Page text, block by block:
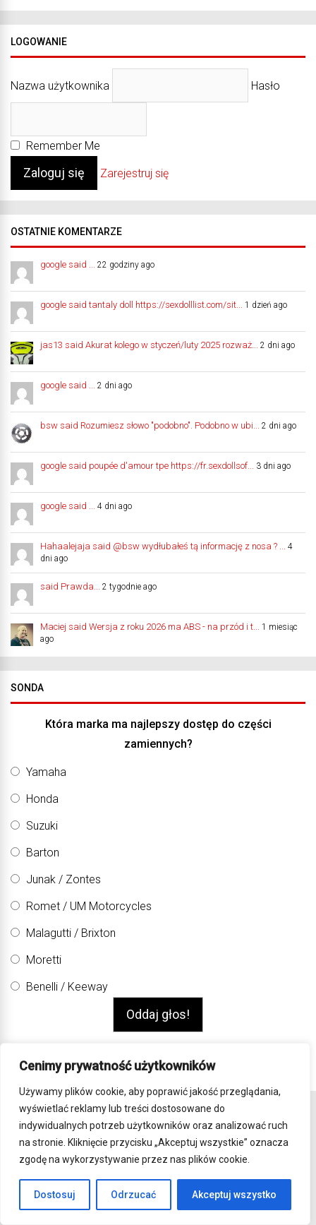
Cenimy prywatność użytkowników
Używamy plików cookie, aby poprawić jakość przeglądania,
wyświetlać reklamy lub treści dostosowane do
indywidualnych potrzeb użytkowników oraz analizować ruch
na stronie. Kliknięcie przycisku „Akceptuj wszystkie” oznacza
zgodę na wykorzystywanie przez nas plików cookie.
Dostosuj Odrzucać Akceptuj wszystko
LOGOWANIE
Nazwa użytkownika Hasło
Remember Me
Zarejestruj się
OSTATNIE KOMENTARZE
google said ... 22 godziny ago
google said tantaly doll https://sexdolllist.com/sit... 1 dzień ago
jas13 said Akurat kolego w styczeń/luty 2025 rozważ... 2 dni ago
google said ... 2 dni ago
bsw said Rozumiesz słowo "podobno". Podobno w ubi... 2 dni ago
google said poupée d'amour tpe https://fr.sexdollsof... 3 dni ago
google said ... 4 dni ago
Hahaalejaja said @bsw wydłubałeś tą informację z nosa ? ... 4
dni ago
said Prawda... 2 tygodnie ago
Maciej said Wersja z roku 2026 ma ABS - na przód i t... 1 miesiąc
ago
SONDA
Która marka ma najlepszy dostęp do części
zamiennych?
Yamaha
Honda
Suzuki
Barton
Junak / Zontes
Romet / UM Motorcycles
Malagutti / Brixton
Moretti
Benelli / Keeway
Archiwum